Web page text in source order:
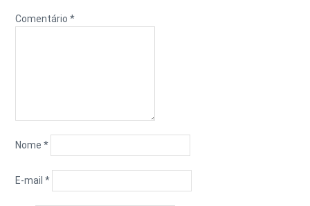
Comentário*
Nome*
E-mail*